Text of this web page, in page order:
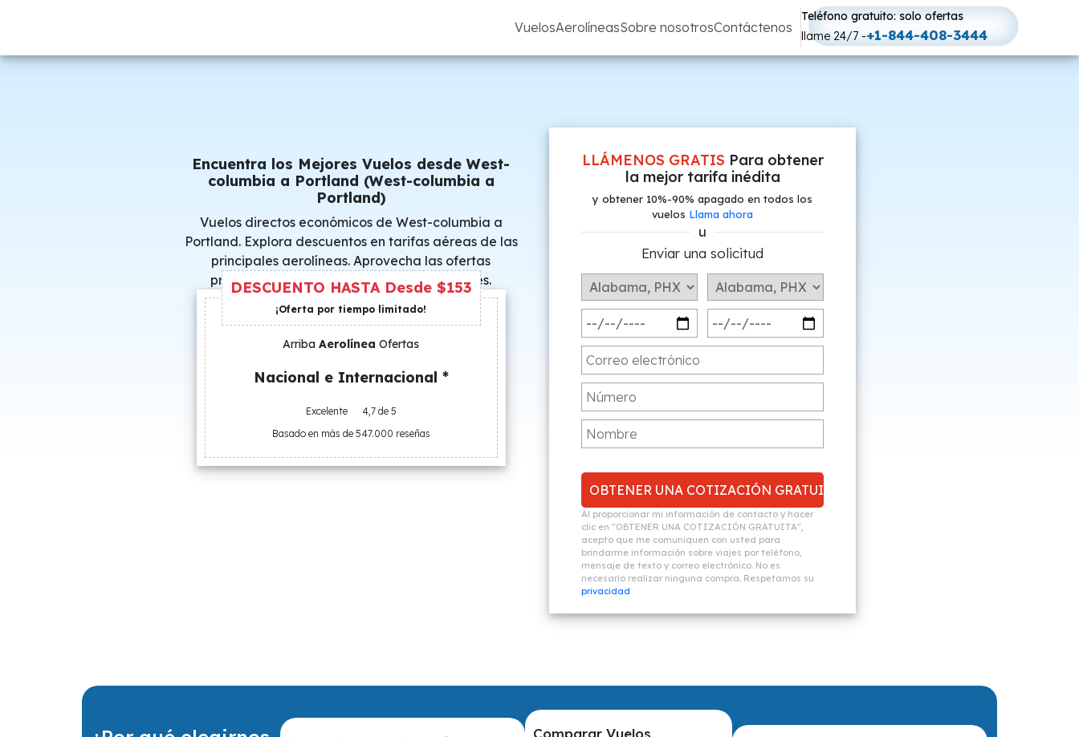
VuelosAerolíneasSobre nosotrosContáctenos
Teléfono gratuito: solo ofertas
llame 24/7 -+1-844-408-3444
Encuentra los Mejores Vuelos desde West-
columbia a Portland (West-columbia a
Portland)
Vuelos directos económicos de West-columbia a
Portland. Explora descuentos en tarifas aéreas de las
principales aerolíneas. Aprovecha las ofertas
promocionales y consigue precios especiales.
DESCUENTO HASTA Desde $153
¡Oferta por tiempo limitado!
Arriba Aerolínea Ofertas
Nacional e Internacional *
Excelente
4,7 de 5
Basado en más de 547.000 reseñas
LLÁMENOS GRATIS Para obtener
la mejor tarifa inédita
y obtener 10%-90% apagado en todos los
vuelos Llama ahora
u
Enviar una solicitud
Al proporcionar mi información de contacto y hacer
clic en "OBTENER UNA COTIZACIÓN GRATUITA",
acepto que me comuniquen con usted para
brindarme información sobre viajes por teléfono,
mensaje de texto y correo electrónico. No es
necesario realizar ninguna compra. Respetamos su
privacidad
Comparar Vuelos